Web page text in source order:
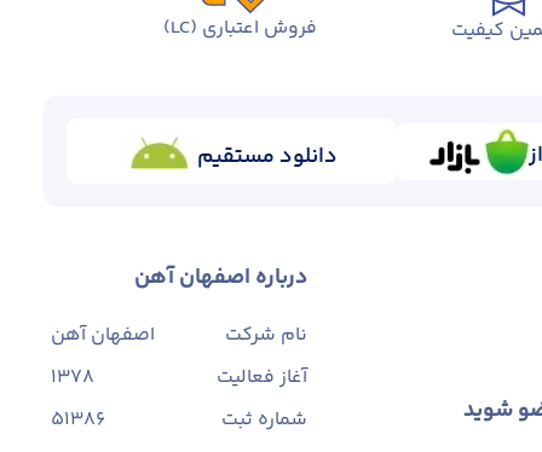
کیفیت فروش اعتباری (LC)
دانلود مستقیم
شوید
درباره اصفهان آهن
نام شرکت
اصفهان آهن
آغاز فعالیت
1378
شماره ثبت
۵۱۳۸۶